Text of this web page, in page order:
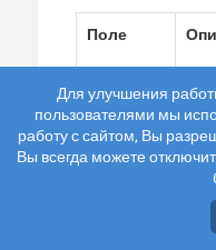
Поле
join
к
Для улучшения
пользователями мы
работу с сайтом, Вы
Вы всегда можете